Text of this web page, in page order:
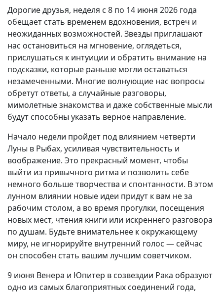
Дорогие друзья, неделя с 8 по 14 июня 2026 года
обещает стать временем вдохновения, встреч и
неожиданных возможностей. Звезды приглашают
нас остановиться на мгновение, оглядеться,
прислушаться к интуиции и обратить внимание на
подсказки, которые раньше могли оставаться
незамеченными. Многие волнующие нас вопросы
обретут ответы, а случайные разговоры,
мимолетные знакомства и даже собственные мысли
будут способны указать верное направление.
Начало недели пройдет под влиянием четверти
Луны в Рыбах, усиливая чувствительность и
воображение. Это прекрасный момент, чтобы
выйти из привычного ритма и позволить себе
немного больше творчества и спонтанности. В этом
лунном влиянии новые идеи придут к вам не за
рабочим столом, а во время прогулки, посещения
новых мест, чтения книги или искреннего разговора
по душам. Будьте внимательнее к окружающему
миру, не игнорируйте внутренний голос — сейчас
он способен стать вашим лучшим советчиком.
9 июня Венера и Юпитер в созвездии Рака образуют
одно из самых благоприятных соединений года,